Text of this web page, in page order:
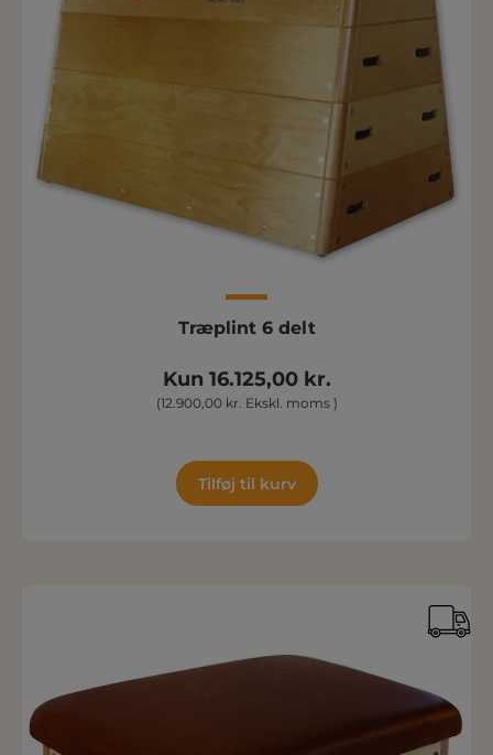
Træplint 6 delt
Kun 16.125,00 kr.
(12.900,00 kr. Ekskl. moms )
Tilføj til kurv